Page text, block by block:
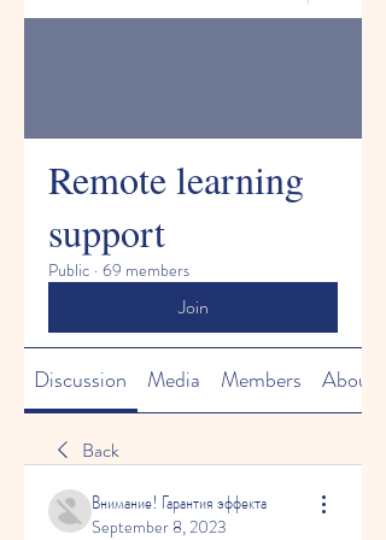
Remote learning
support
Public · 69 members
Join
Discussion Media Members About
Back
Внимание! Гарантия эффекта
September 8, 2023